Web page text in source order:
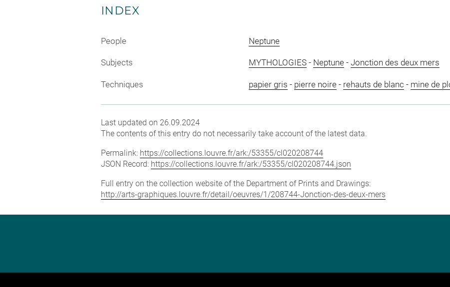
INDEX
People Neptune
Subjects MYTHOLOGIES- Neptune- Jonction des deux mers
Techniques papier gris - pierre noire- rehauts de blanc - mine de
Last updated on 26.09.2024
The contents of this entry do not necessarily take account of the latest data.
Permalink: https://collections.louvre.fr/ark:/53355/cl020208744
JSON Record: https://collections.louvre.fr/ark:/53355/cl020208744.json
Full entry on the collection website of the Department of Prints and Drawings:
http://arts-graphiques.louvre.fr/detail/oeuvres/1/208744-Jonction-des-deux-mers